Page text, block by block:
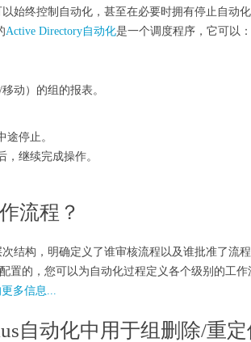
始终控制自动化，甚至在必要时拥有停止自动
Active Directory自动化是一个调度程序，它可以：
动）的组的报表。
途停止。
，继续完成操作。
流程？
结构，明确定义了谁审核流程以及谁批准了流程
置的，您可以为自动化过程定义各个级别的工作
更多信息...
自动化中用于组删除/重